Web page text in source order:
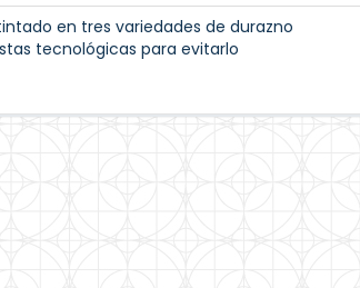
en tres variedades de durazno
tecnológicas para evitarlo